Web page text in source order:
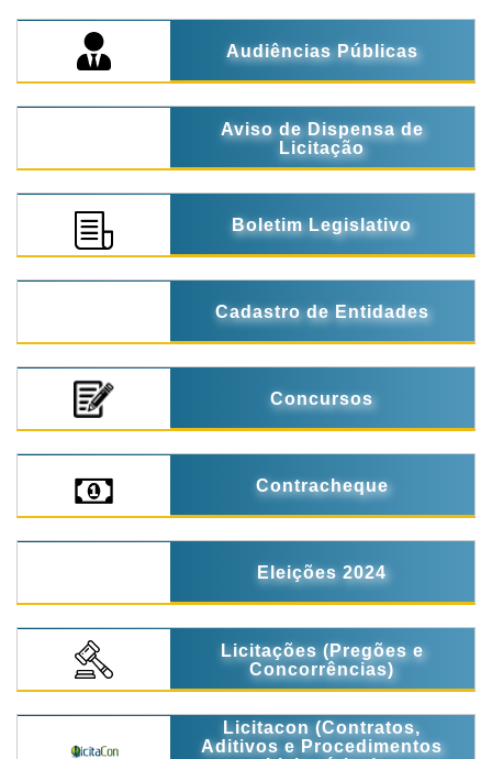
Audiências Públicas
Aviso de Dispensa de
Licitação
Boletim Legislativo
Cadastro de Entidades
Concursos
Contracheque
Eleições 2024
Licitações (Pregões e
Concorrências)
Licitacon (Contratos,
Aditivos e Procedimentos